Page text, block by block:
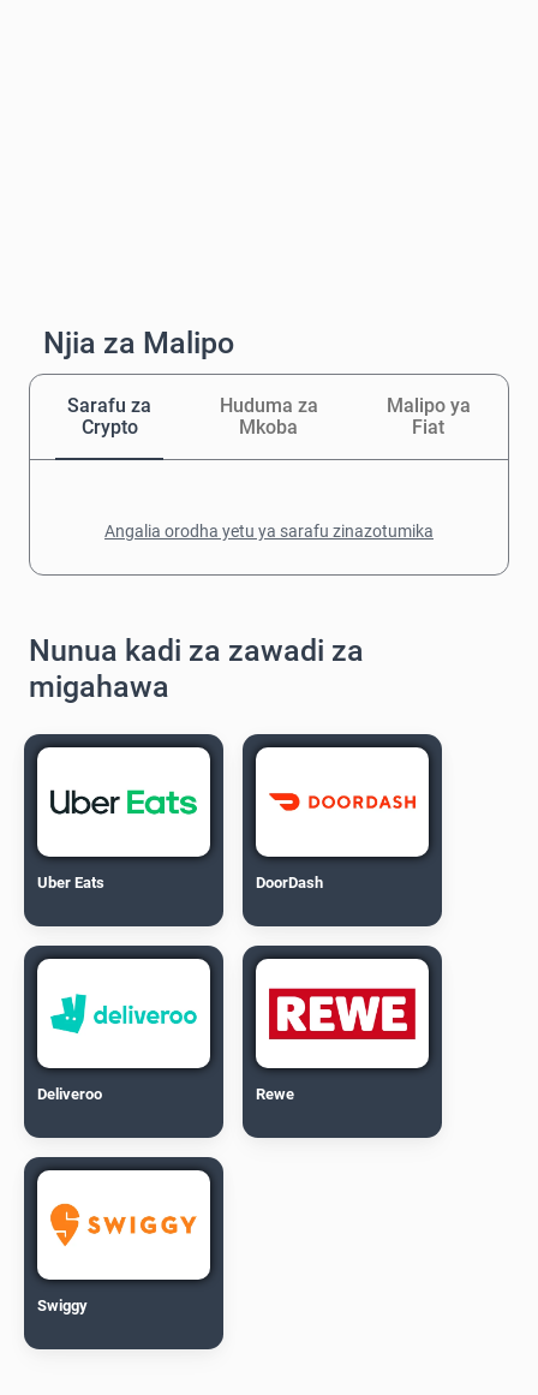
Njia za Malipo
Sarafu za
Crypto
Huduma za
Mkoba
Malipo ya
Fiat
Angalia orodha yetu ya sarafu zinazotumika
Nunua kadi za zawadi za
migahawa
Uber Eats DoorDash
Deliveroo Rewe
Swiggy